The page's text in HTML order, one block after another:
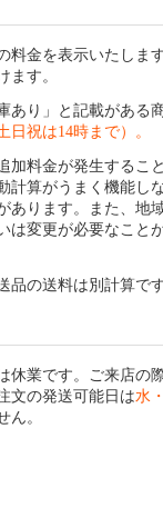
料金を表示いたしま
ます。
あり」と記載がある
祝は14時まで）。
加料金が発生するこ
計算がうまく機能し
あります。また、地
は変更が必要なこと
品の送料は別計算で
休業です。ご来店の
文の発送可能日は水
ん。